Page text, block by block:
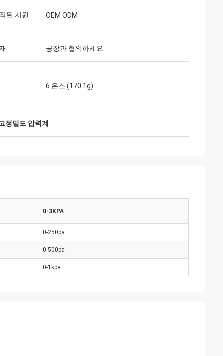
된 지원 OEM ODM
공장과 협의하세요.
6 온스 (170.1g).
정밀도 압력계
0-3KPA
0-250pa
0-500pa
0-1kpa